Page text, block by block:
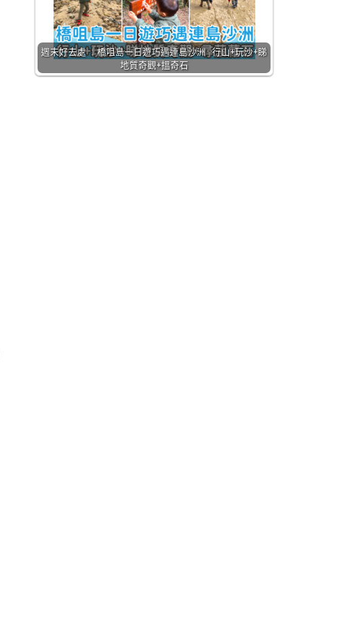
週末好去處 ｜橋咀島一日遊巧遇連島沙洲 行山+玩沙+睇
地質奇觀+搵奇石